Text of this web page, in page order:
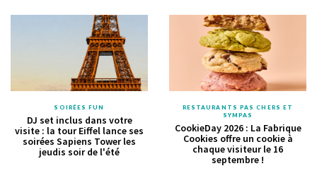
SOIRÉES FUN
DJ set inclus dans votre
visite : la tour Eiffel lance ses
soirées Sapiens Tower les
jeudis soir de l'été
RESTAURANTS PAS CHERS ET
SYMPAS
CookieDay 2026 : La Fabrique
Cookies offre un cookie à
chaque visiteur le 16
septembre !